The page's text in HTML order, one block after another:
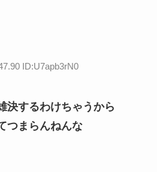
ID:U7apb3rN0
決するわけちゃうから
つまらんねんな